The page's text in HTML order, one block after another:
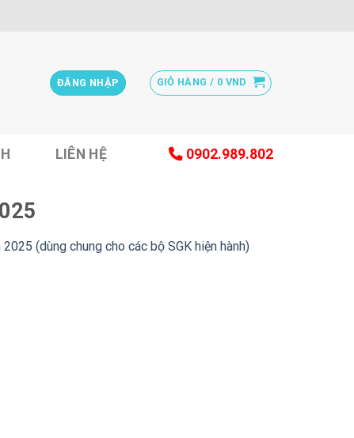
ĐĂNG NHẬP GIỎ HÀNG / 0 VND
LIÊN HỆ 0902.989.802
(dùng chung cho các bộ SGK hiện hành)